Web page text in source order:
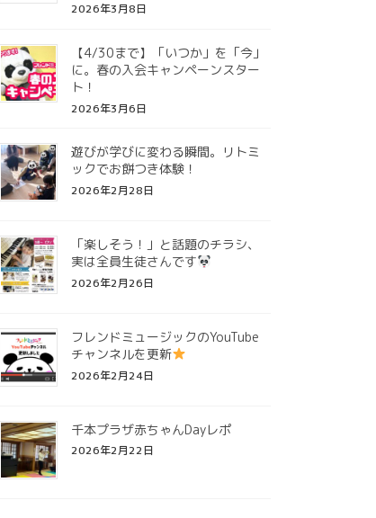
2026年3月8日
【4/30まで】「いつか」を「今」
に。春の入会キャンペーンスター
ト！
2026年3月6日
遊びが学びに変わる瞬間。リトミ
ックでお餅つき体験！
2026年2月28日
「楽しそう！」と話題のチラシ、
実は全員生徒さんです
2026年2月26日
フレンドミュージックのYouTube
チャンネルを更新
2026年2月24日
千本プラザ赤ちゃんDayレポ
2026年2月22日